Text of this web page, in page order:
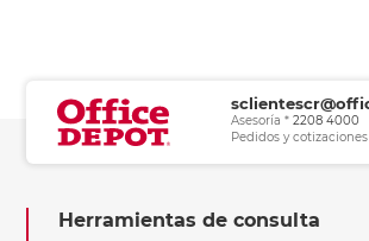
Asesoría *2208 4000
Pedidos y
Herramientas de consulta